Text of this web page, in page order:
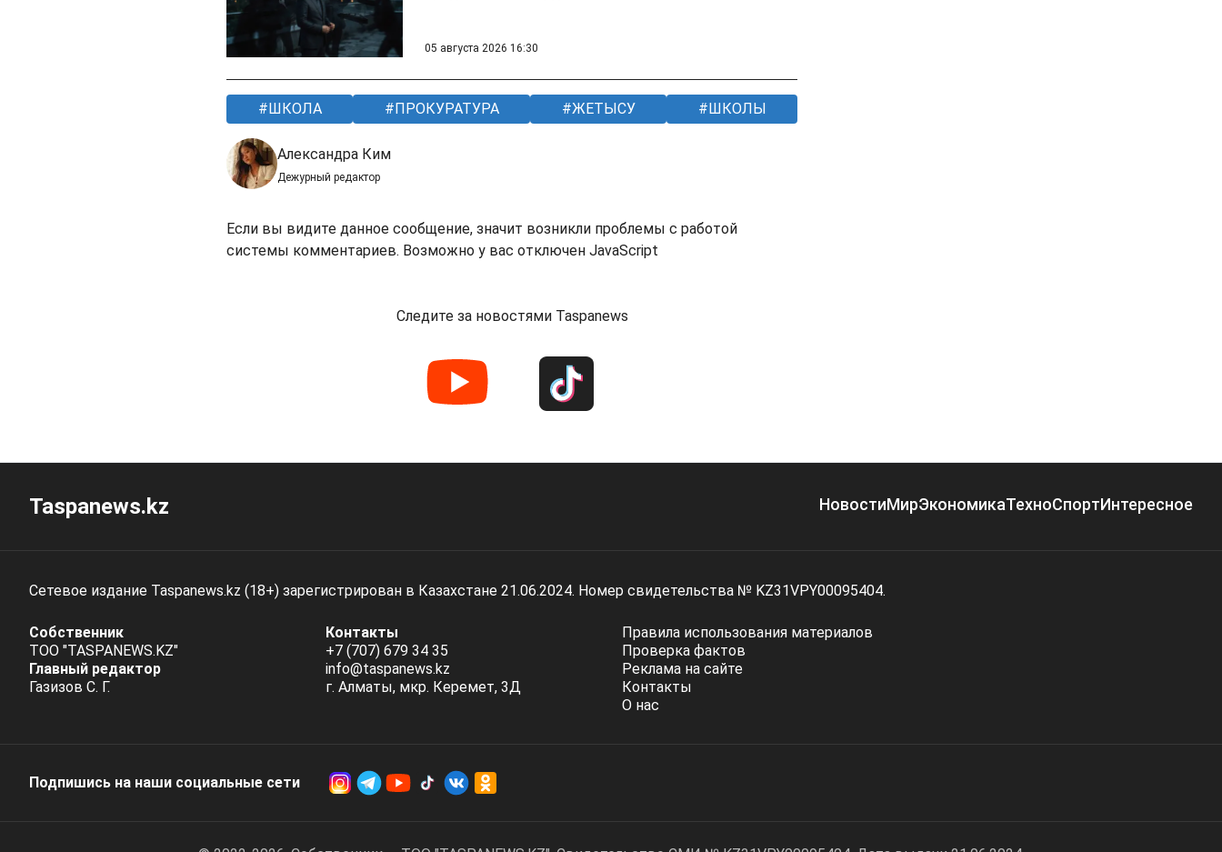
05 августа 2026 16:30
ШКОЛА ПРОКУРАТУРА ЖЕТЫСУ ШКОЛЫ
Александра Ким
Дежурный редактор
Если вы видите данное сообщение, значит возникли проблемы с работой
системы комментариев. Возможно у вас отключен JavaScript
Следите за новостями Taspanews
Taspanews.kz НовостиМирЭкономикаТехноСпортИнтересное
Сетевое издание Taspanews.kz (18+) зарегистрирован в Казахстане 21.06.2024. Номер свидетельства № KZ31VPY00095404.
Собственник
ТОО "TASPANEWS.KZ"
Главный редактор
Газизов С. Г.
Контакты
+7 (707) 679 34 35
info@taspanews.kz
г. Алматы, мкр. Керемет, 3Д
Правила использования материалов
Проверка фактов
Реклама на сайте
Контакты
О нас
Подпишись на наши социальные cети